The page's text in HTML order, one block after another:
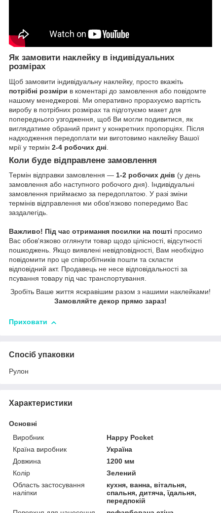
Як замовити наклейку в індивідуальних
розмірах
Щоб замовити індивідуальну наклейку, просто вкажіть
потрібні розміри в коментарі до замовлення або повідомте
нашому менеджерові. Ми оперативно прорахуємо вартість
виробу в потрібних розмірах та підготуємо макет для
попереднього узгодження, щоб Ви могли подивитися, як
виглядатиме обраний принт у конкретних пропорціях. Після
надходження передоплати ми виготовимо наклейку Вашої
мрії у термін 2-4 робочих дні
Коли буде відправлене замовлення
Термін відправки замовлення — 1-2 робочих днів (у день
замовлення або наступного робочого дня). Індивідуальні
замовлення приймаємо за передоплатою. У разі зміни
термінів відправлення ми обов'язково попередимо Вас
заздалегідь.
Важливо! Під час отримання посилки на пошті просимо
Вас обов'язково оглянути товар щодо цілісності, відсутності
пошкоджень. Якщо виявлені невідповідності, Вам необхідно
повідомити про це співробітників пошти та скласти
відповідний акт. Продавець не несе відповідальності за
псування товару під час транспортування.
Зробіть Ваше життя яскравішим разом з нашими наклейками!
Замовляйте декор прямо зараз!
Приховати
Спосіб упаковки
Рулон
Характеристики
Основні
Виробник
Happy Pocket
Країна виробник
Україна
Довжина
1200 мм
Колір
Зелений
Область застосування
наліпки
кухня, ванна, вітальня,
спальня, дитяча, їдальня,
передпокій